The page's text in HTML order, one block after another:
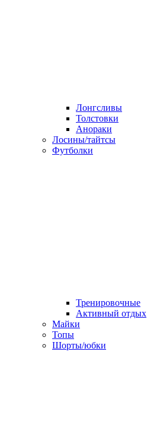
Лонгсливы
Толстовки
Анораки
Лосины/тайтсы
Футболки
Тренировочные
Активный отдых
Майки
Топы
Шорты/юбки